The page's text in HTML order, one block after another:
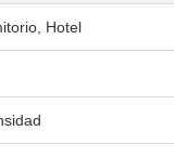
Hotel